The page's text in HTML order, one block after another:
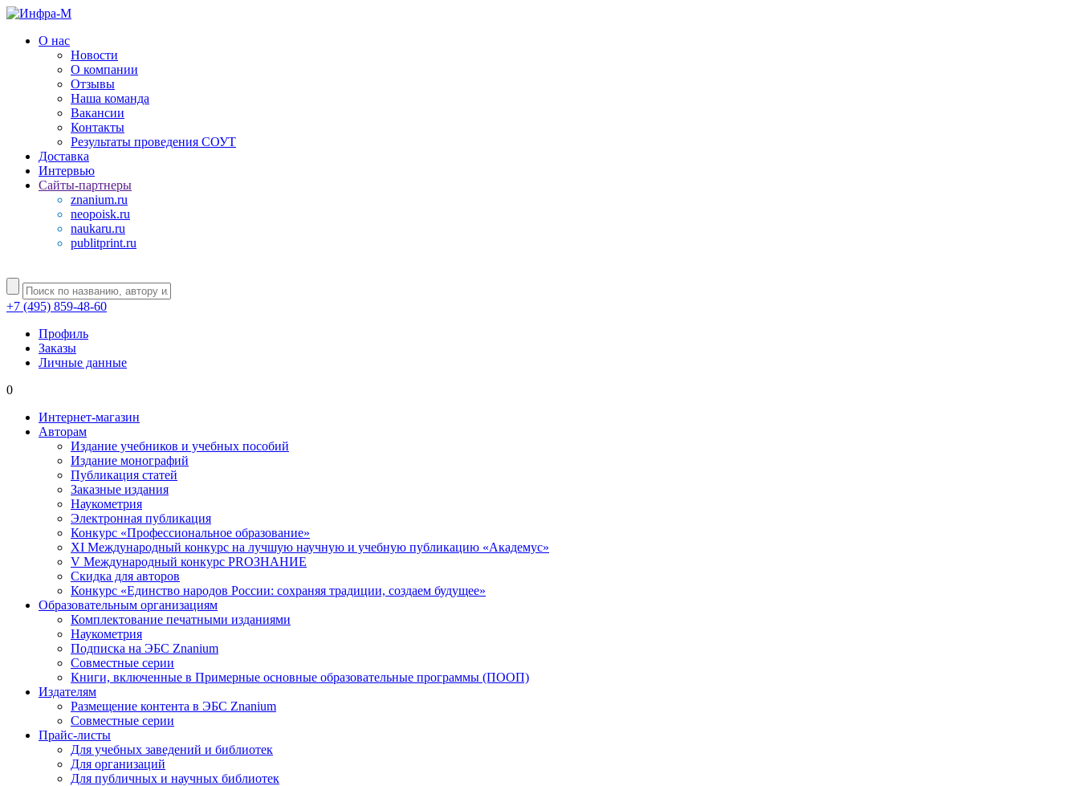
О нас
Новости
О компании
Отзывы
Наша команда
Вакансии
Контакты
Результаты проведения СОУТ
Доставка
Интервью
Сайты-партнеры
znanium.ru
neopoisk.ru
naukaru.ru
publitprint.ru
+7 (495) 859-48-60
Профиль
Заказы
Личные данные
0
Интернет-магазин
Авторам
Издание учебников и учебных пособий
Издание монографий
Публикация статей
Заказные издания
Наукометрия
Электронная публикация
Конкурс «Профессиональное образование»
XI Международный конкурс на лучшую научную и учебную публикацию «Академус»
V Международный конкурс PROЗНАНИЕ
Скидка для авторов
Конкурс «Единство народов России: сохраняя традиции, создаем будущее»
Образовательным организациям
Комплектование печатными изданиями
Наукометрия
Подписка на ЭБС Znanium
Совместные серии
Книги, включенные в Примерные основные образовательные программы (ПООП)
Издателям
Размещение контента в ЭБС Znanium
Совместные серии
Прайс-листы
Для учебных заведений и библиотек
Для организаций
Для публичных и научных библиотек